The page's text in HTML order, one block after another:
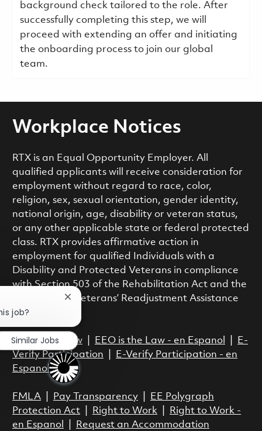
background check tailored to the role. After
successfully completing this step, we will
proceed with extending an offer and initiating
the onboarding process to join our global
team.
Workplace Notices
RTX is an Equal Opportunity Employer. All
qualified applicants will receive consideration for
employment without regard to race, color,
religion, sex, sexual orientation, gender identity,
national origin, age, disability or veteran status,
or any other applicable state or federal protected
class. RTX provides affirmative action in
employment for qualified Individuals with a
Disability and Protected Veterans in compliance
with Section 503 of the Rehabilitation Act and the
Vietnam Era Veterans’ Readjustment Assistance
Act.
EEO is the Law| EEO is the Law - en Espanol
E-
Verify Participation
E-Verify Participation - en
Espanol
FMLA| Pay Transparency|
EE Polygraph
Protection Act| Right to Work|
Right to Work -
en Espanol
Request an Accommodation
job?
Close chatbot notification
Similar Jobs